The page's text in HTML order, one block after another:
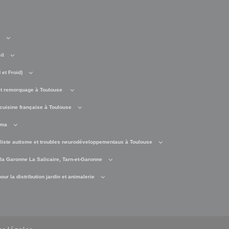
et Froid)
remorquage à Toulouse
française à Toulouse
autisme et troubles neurodéveloppementaux à Toulouse
Garonne La Salicaire, Tarn-et-Garonne
la distribution jardin et animalerie